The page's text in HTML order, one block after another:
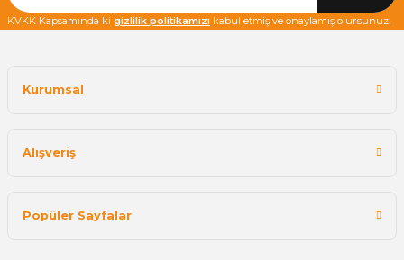
KVKK Kapsamında ki gizlilik politikamızı kabul etmiş ve onaylamış olursunuz.
Kurumsal
Alışveriş
Popüler Sayfalar